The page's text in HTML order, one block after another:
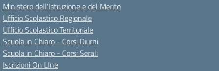
Ministero dell'Istruzione e del Merito
Ufficio Scolastico Regionale
Ufficio Scolastico Territoriale
Scuola in Chiaro - Corsi Diurni
Scuola in Chiaro - Corsi Serali
Iscrizioni On LIne